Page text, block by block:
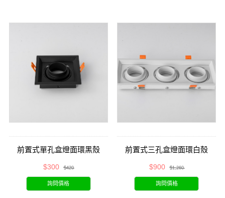
前置式單孔盒燈面環黑殼
$300 $420
詢問價格
前置式三孔盒燈面環白殼
$900 $1,260
詢問價格